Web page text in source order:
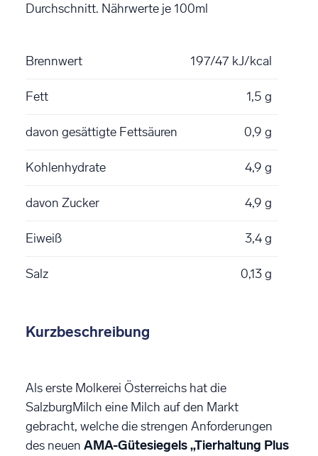
Durchschnitt. Nährwerte je 100ml
Brennwert 197/47 kJ/kcal
Fett 1,5 g
davon gesättigte Fettsäuren 0,9 g
Kohlenhydrate 4,9 g
davon Zucker 4,9 g
Eiweiß 3,4 g
Salz 0,13 g
Kurzbeschreibung
Als erste Molkerei Österreichs hat die
SalzburgMilch eine Milch auf den Markt
gebracht, welche die strengen Anforderungen
des neuen AMA-Gütesiegels „Tierhaltung Plus